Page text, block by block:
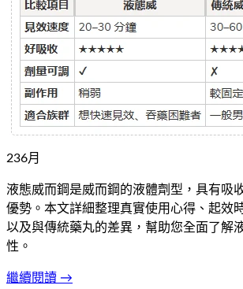
236月
液態威而鋼是威而鋼的液體劑型，具有吸
優勢。本文詳細整理真實使用心得、起效
以及與傳統藥丸的差異，幫助您全面了解
性。
繼續閱讀 →